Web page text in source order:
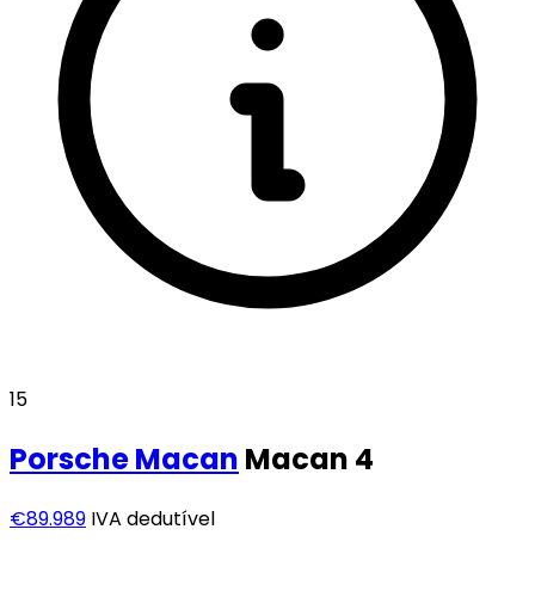
15
PorscheMacan Macan 4
€89.989 IVA dedutível